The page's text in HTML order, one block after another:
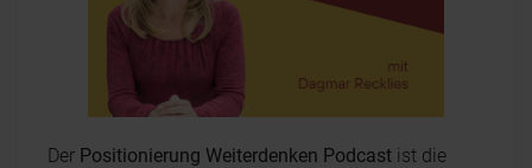
Der Positionierung Weiterdenken Podcast ist die